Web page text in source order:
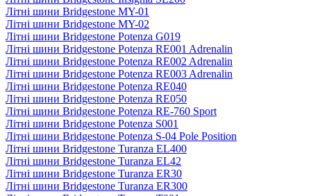
Літні шини Bridgestone MY-01
Літні шини Bridgestone MY-02
Літні шини Bridgestone Potenza G019
Літні шини Bridgestone Potenza RE001 Adrenalin
Літні шини Bridgestone Potenza RE002 Adrenalin
Літні шини Bridgestone Potenza RE003 Adrenalin
Літні шини Bridgestone Potenza RE040
Літні шини Bridgestone Potenza RE050
Літні шини Bridgestone Potenza RE-760 Sport
Літні шини Bridgestone Potenza S001
Літні шини Bridgestone Potenza S-04 Pole Position
Літні шини Bridgestone Turanza EL400
Літні шини Bridgestone Turanza EL42
Літні шини Bridgestone Turanza ER30
Літні шини Bridgestone Turanza ER300